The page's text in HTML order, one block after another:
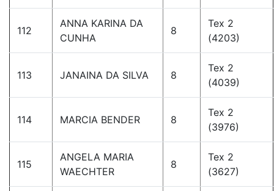
112
ANNA KARINA DA
CUNHA
8
Tex 2
(4203)
113 JANAINA DA SILVA 8
Tex 2
(4039)
114 MARCIA BENDER 8
Tex 2
(3976)
115
ANGELA MARIA
WAECHTER
8
Tex 2
(3627)